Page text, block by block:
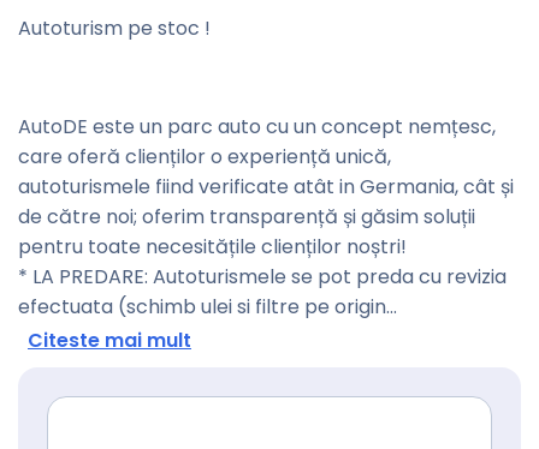
Autoturism pe stoc !
AutoDE este un parc auto cu un concept nemțesc,
care oferă clienților o experiență unică,
autoturismele fiind verificate atât in Germania, cât și
de către noi; oferim transparență și găsim soluții
pentru toate necesitățile clienților noștri!
* LA PREDARE: Autoturismele se pot preda cu revizia
efectuata (schimb ulei si filtre pe origin...
Citeste mai mult